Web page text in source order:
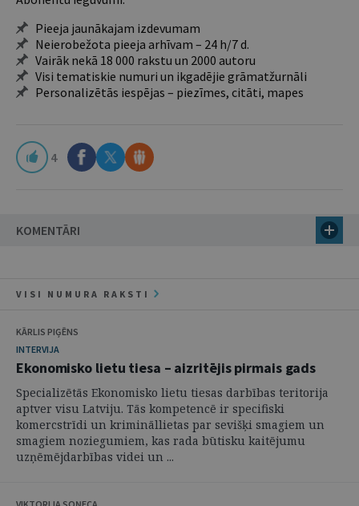
Pieeja jaunākajam izdevumam
Neierobežota pieeja arhīvam – 24 h/7 d.
Vairāk nekā 18 000 rakstu un 2000 autoru
Visi tematiskie numuri un ikgadējie grāmatžurnāli
Personalizētās iespējas – piezīmes, citāti, mapes
4
KOMENTĀRI
VISI NUMURA RAKSTI
KĀRLIS PIĢĒNS
INTERVIJA
Ekonomisko lietu tiesa – aizritējis pirmais gads
Specializētās Ekonomisko lietu tiesas darbības teritorija
aptver visu Latviju. Tās kompetencē ir specifiski
komercstrīdi un krimināllietas par sevišķi smagiem un
smagiem noziegumiem, kas rada būtisku kaitējumu
uzņēmējdarbības videi un ...